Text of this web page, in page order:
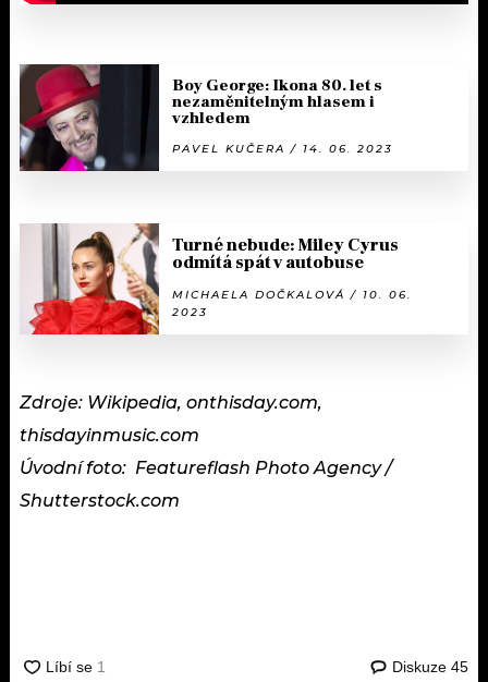
Boy George: Ikona 80. let s
nezaměnitelným hlasem i
vzhledem
PAVEL KUČERA / 14. 06. 2023
Turné nebude: Miley Cyrus
odmítá spát v autobuse
MICHAELA DOČKALOVÁ / 10. 06.
2023
Zdroje: Wikipedia, onthisday.com,
thisdayinmusic.com
Úvodní foto: Featureflash Photo Agency /
Shutterstock.com
Diskuze 45